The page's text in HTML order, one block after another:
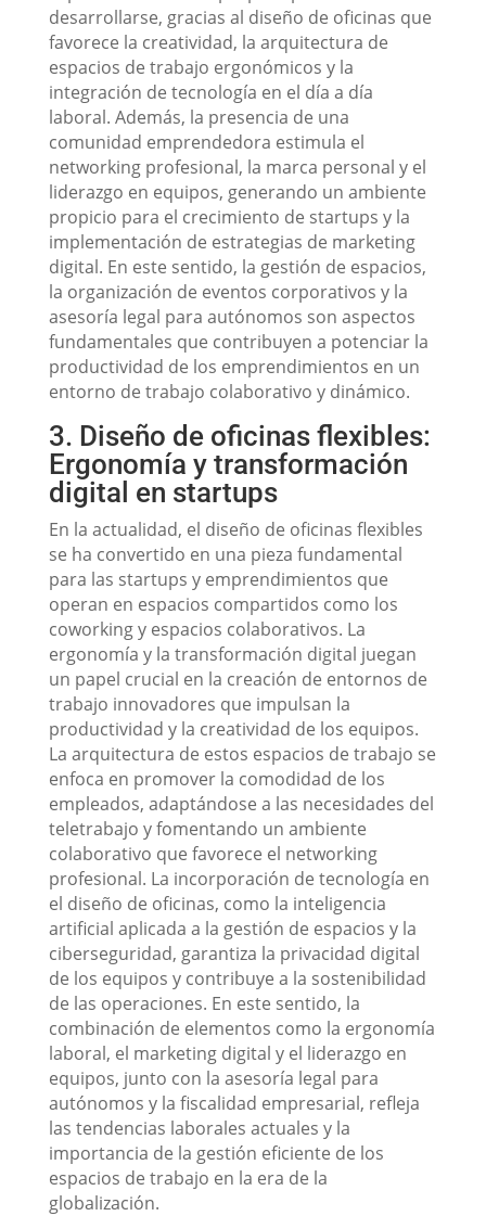
desarrollarse, gracias al diseño de oficinas que
favorece la creatividad, la arquitectura de
espacios de trabajo ergonómicos y la
integración de tecnología en el día a día
laboral. Además, la presencia de una
comunidad emprendedora estimula el
networking profesional, la marca personal y el
liderazgo en equipos, generando un ambiente
propicio para el crecimiento de startups y la
implementación de estrategias de marketing
digital. En este sentido, la gestión de espacios,
la organización de eventos corporativos y la
asesoría legal para autónomos son aspectos
fundamentales que contribuyen a potenciar la
productividad de los emprendimientos en un
entorno de trabajo colaborativo y dinámico.
3. Diseño de oficinas flexibles:
Ergonomía y transformación
digital en startups
En la actualidad, el diseño de oficinas flexibles
se ha convertido en una pieza fundamental
para las startups y emprendimientos que
operan en espacios compartidos como los
coworking y espacios colaborativos. La
ergonomía y la transformación digital juegan
un papel crucial en la creación de entornos de
trabajo innovadores que impulsan la
productividad y la creatividad de los equipos.
La arquitectura de estos espacios de trabajo se
enfoca en promover la comodidad de los
empleados, adaptándose a las necesidades del
teletrabajo y fomentando un ambiente
colaborativo que favorece el networking
profesional. La incorporación de tecnología en
el diseño de oficinas, como la inteligencia
artificial aplicada a la gestión de espacios y la
ciberseguridad, garantiza la privacidad digital
de los equipos y contribuye a la sostenibilidad
de las operaciones. En este sentido, la
combinación de elementos como la ergonomía
laboral, el marketing digital y el liderazgo en
equipos, junto con la asesoría legal para
autónomos y la fiscalidad empresarial, refleja
las tendencias laborales actuales y la
importancia de la gestión eficiente de los
espacios de trabajo en la era de la
globalización.